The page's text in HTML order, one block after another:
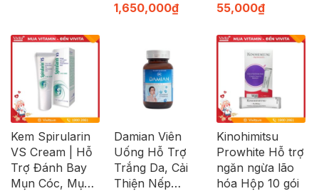
1,650,000₫ 55,000₫
Kem Spirularin
VS Cream | Hỗ
Trợ Đánh Bay
Mụn Cóc, Mụn
Damian Viên
Uống Hỗ Trợ
Trắng Da, Cải
Thiện Nếp
Kinohimitsu
Prowhite Hỗ trợ
ngăn ngừa lão
hóa Hộp 10 gói